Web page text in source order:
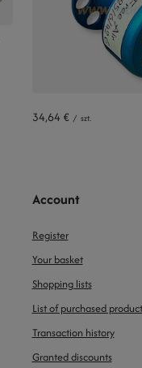
34,64 € / szt.
Account
Register
Your basket
Shopping lists
List of purchased
Transaction history
Granted discounts